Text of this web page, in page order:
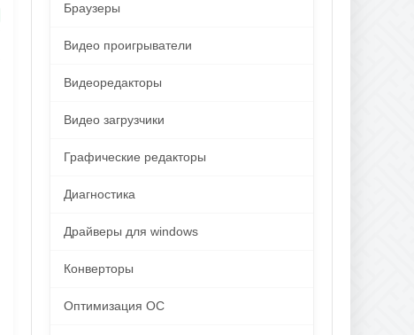
Браузеры
Видео проигрыватели
Видеоредакторы
Видео загрузчики
Графические редакторы
Диагностика
Драйверы для windows
Конверторы
Оптимизация ОС